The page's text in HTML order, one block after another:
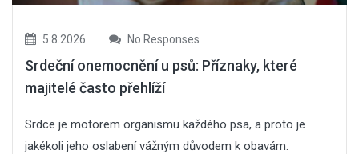
5.8.2026 No Responses
Srdeční onemocnění u psů: Příznaky, které
majitelé často přehlíží
Srdce je motorem organismu každého psa, a proto je
jakékoli jeho oslabení vážným důvodem k obavám.